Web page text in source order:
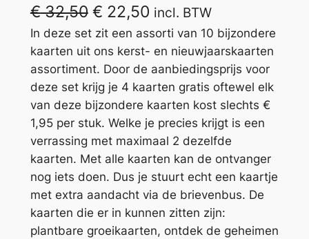
€32,50 O
o
r
s
p
r
o
n
k
e
€ 22,50H
u
i
d
i
g
e
p
r
i
incl. BTW
In deze set zit een assorti van 10 bijzondere
kaarten uit ons kerst- en nieuwjaarskaarten
assortiment. Door de aanbiedingsprijs voor
deze set krijg je 4 kaarten gratis oftewel elk
van deze bijzondere kaarten kost slechts €
1,95 per stuk. Welke je precies krijgt is een
verrassing met maximaal 2 dezelfde
kaarten. Met alle kaarten kan de ontvanger
nog iets doen. Dus je stuurt echt een kaartje
met extra aandacht via de brievenbus. De
kaarten die er in kunnen zitten zijn:
plantbare groeikaarten, ontdek de geheimen